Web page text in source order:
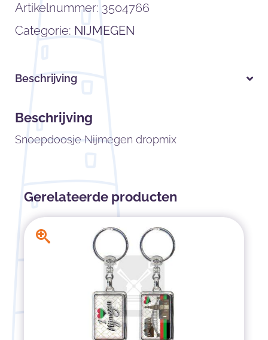
Artikelnummer: 3504766
Categorie: NIJMEGEN
Beschrijving
Beschrijving
Snoepdoosje Nijmegen dropmix
Gerelateerde producten